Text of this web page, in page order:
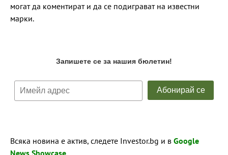
могат да коментират и да се подиграват на известни
марки.
Всяка новина е актив, следете Investor.bg и в Google
News Showcase